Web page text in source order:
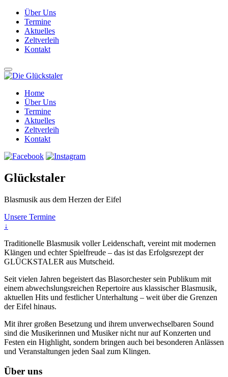
Über Uns
Termine
Aktuelles
Zeltverleih
Kontakt
Home
Über Uns
Termine
Aktuelles
Zeltverleih
Kontakt
Glückstaler
Blasmusik aus dem Herzen der Eifel
Unsere Termine
↓
Traditionelle Blasmusik voller Leidenschaft, vereint mit modernen
Klängen und echter Spielfreude – das ist das Erfolgsrezept der
GLÜCKSTALER aus Mutscheid.
Seit vielen Jahren begeistert das Blasorchester sein Publikum mit
einem abwechslungsreichen Repertoire aus klassischer Blasmusik,
aktuellen Hits und festlicher Unterhaltung – weit über die Grenzen
der Eifel hinaus.
Mit ihrer großen Besetzung und ihrem unverwechselbaren Sound
sind die Musikerinnen und Musiker nicht nur auf Konzerten und
Festen ein Highlight, sondern bringen auch bei besonderen Anlässen
und Veranstaltungen jeden Saal zum Klingen.
Über uns